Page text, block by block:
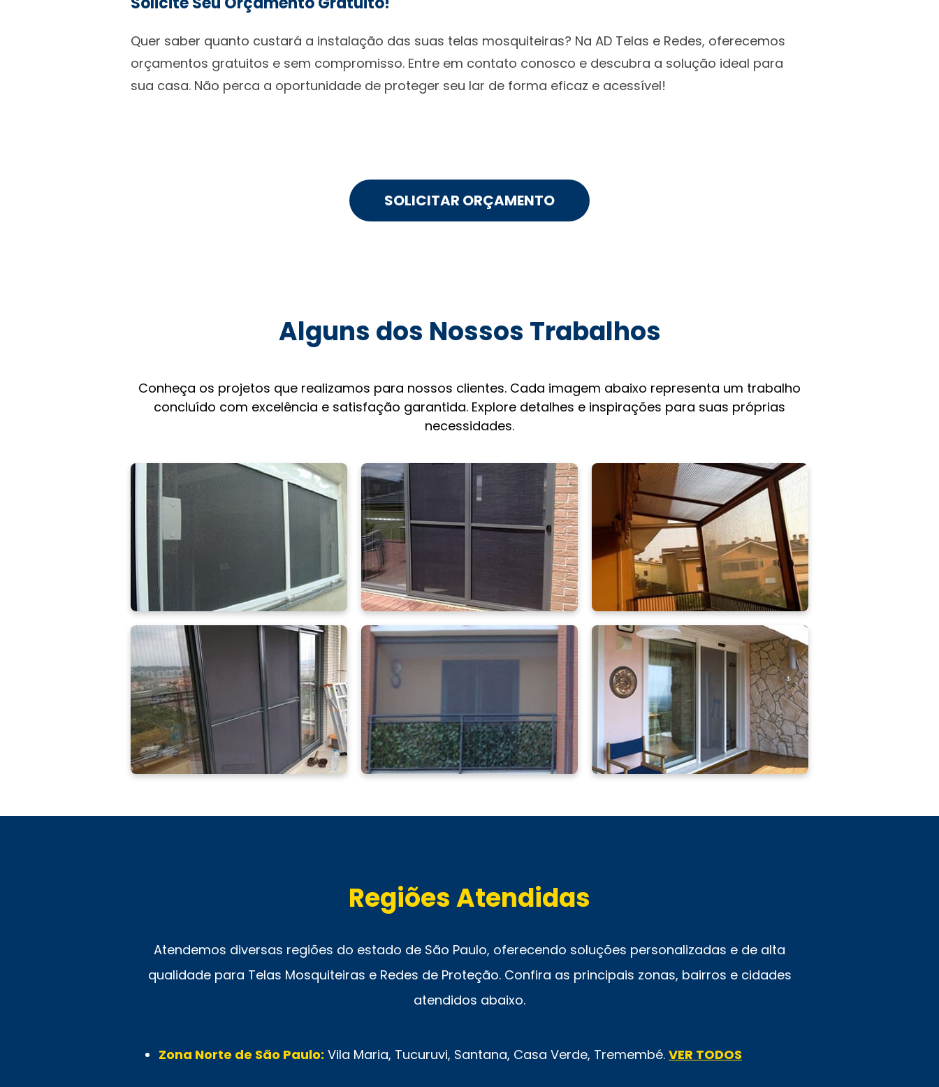
Quer saber quanto custará a instalação das suas telas mosquiteiras? Na AD Telas e Redes, oferecemos
orçamentos gratuitos e sem compromisso. Entre em contato conosco e descubra a solução ideal para
sua casa. Não perca a oportunidade de proteger seu lar de forma eficaz e acessível!
SOLICITAR ORÇAMENTO
Alguns dos Nossos Trabalhos
Conheça os projetos que realizamos para nossos clientes. Cada imagem abaixo representa um trabalho
concluído com excelência e satisfação garantida. Explore detalhes e inspirações para suas próprias
necessidades.
Regiões Atendidas
Atendemos diversas regiões do estado de São Paulo, oferecendo soluções personalizadas e de alta
qualidade para Telas Mosquiteiras e Redes de Proteção. Confira as principais zonas, bairros e cidades
atendidos abaixo.
Zona Norte de São Paulo: Vila Maria, Tucuruvi, Santana, Casa Verde, Tremembé. VER TODOS